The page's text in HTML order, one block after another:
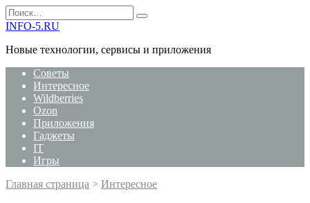
Перейти
к
Search
for:
INFO-5.RU
Новые технологии, сервисы и приложения
Советы
Интересное
Wildberries
Ozon
Приложения
Гаджеты
IT
Игры
Главная страница > Интересное